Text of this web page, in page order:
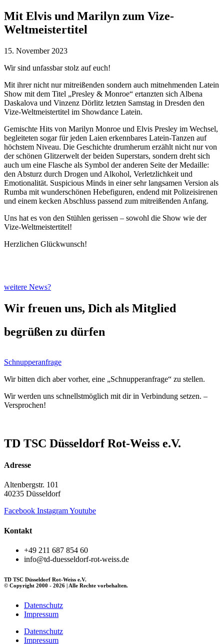
Mit Elvis und Marilyn zum Vize-
Weltmeistertitel
15. November 2023
Wir sind unfassbar stolz auf euch!
Mit ihrer nicht nur mitreißenden sondern auch mitnehmenden Latein
Show mit dem Titel „Presley & Monroe“ ertanzten sich Albena
Daskalova und Vinzenz Dörlitz letzten Samstag in Dresden den
Vize-Weltmeistertitel im Showdance Latein.
Gemischte Hits von Marilyn Monroe und Elvis Presley im Wechsel,
begleiteten sogar für jeden Laien erkennbares Latein-Tanzen auf
höchstem Niveau. Die Geschichte drumherum erzählt nicht nur von
der schönen Glitzerwelt der beiden Superstars, sondern dreht sich
auch um eine Flasche als Symbol der anderen Seite der Medaille:
den Absturz durch Drogen und Alkohol, Verletzlichkeit und
Emotionalität. Suspicious Minds in einer sehr langsamen Version als
Rumba mit wunderschönen Hebefiguren, endend mit Polizeisirenen
und einem kecken Abschluss passend zum mitreißenden Anfang.
Uns hat es von den Stühlen gerissen – sowohl die Show wie der
Vize-Weltmeistertitel!
Herzlichen Glückwunsch!
weitere News?
Wir freuen uns, Dich als Mitglied
begrüßen zu dürfen
Schnupperanfrage
Wir bitten dich aber vorher, eine „Schnupperanfrage“ zu stellen.
Wir werden uns schnellstmöglich mit dir in Verbindung setzen. –
Versprochen!
TD TSC Düsseldorf Rot-Weiss e.V.
Adresse
Altenbergstr. 101
40235 Düsseldorf
Facebook InstagramYoutube
Kontakt
+49 211 687 854 60
info@td-duesseldorf-rot-weiss.de
TD TSC Düsseldorf Rot-Weiss e.V.
© Copyright 2000 - 2026 | Alle Rechte vorbehalten.
Datenschutz
Impressum
Datenschutz
Impressum